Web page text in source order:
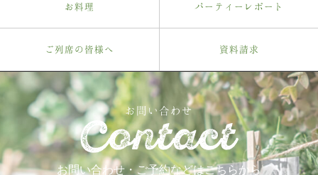
お料理 パーティーレポート
ご列席の皆様へ 資料請求
お問い合わせ
お問い合わせ・ご予約などはこちらから